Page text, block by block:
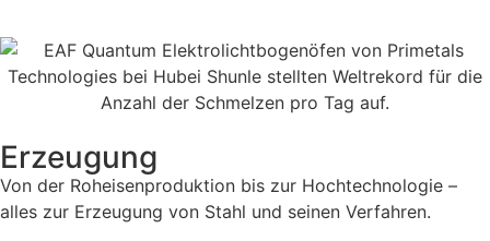
Erzeugung
Von der Roheisenproduktion bis zur Hochtechnologie –
alles zur Erzeugung von Stahl und seinen Verfahren.